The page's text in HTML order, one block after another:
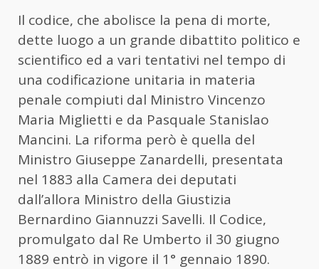
Il codice, che abolisce la pena di morte,
dette luogo a un grande dibattito politico e
scientifico ed a vari tentativi nel tempo di
una codificazione unitaria in materia
penale compiuti dal Ministro Vincenzo
Maria Miglietti e da Pasquale Stanislao
Mancini. La riforma però è quella del
Ministro Giuseppe Zanardelli, presentata
nel 1883 alla Camera dei deputati
dall’allora Ministro della Giustizia
Bernardino Giannuzzi Savelli. Il Codice,
promulgato dal Re Umberto il 30 giugno
1889 entrò in vigore il 1° gennaio 1890.